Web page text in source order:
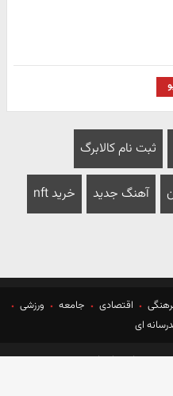
ثبت نام کالابرگ
آهنگ جدید خرید nft
اقتصادی جامعه
ورزشی
ای
پیوندها تبلیغات